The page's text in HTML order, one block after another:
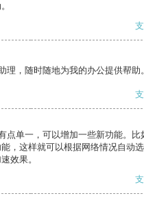
理，随时随地为我的办公提供帮助。
点单一，可以增加一些新功能。比
，这样就可以根据网络情况自动
效果。